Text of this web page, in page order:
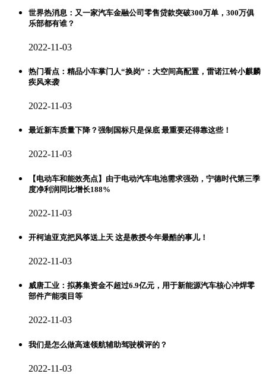
世界热消息：又一家汽车金融公司零售贷款突破300万单，300万俱
乐部都有谁？
2022-11-03
热门看点：精品小车掌门人“换岗”：大空间高配置，雷诺江铃小麒麟
疾风来袭
2022-11-03
最近新车质量下降？强制国标只是保底 最重要还得靠这些！
2022-11-03
【电动车和能效亮点】由于电动汽车电池需求强劲，宁德时代第三季
度净利润同比增长188%
2022-11-03
开柯迪亚克把风筝送上天 这是教授今年最酷的事儿！
2022-11-03
威唐工业：拟募集资金不超过6.9亿元，用于新能源汽车核心冲焊零
部件产能项目等
2022-11-03
我们是怎么做高速领航辅助驾驶横评的？
2022-11-03